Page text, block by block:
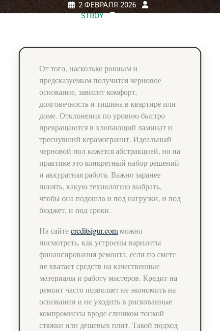
2 ФЕВРАЛЯ 2026
STROY
НЕТ
От того, насколько ровным и
предсказуемым получится черновое
основание, зависит комфорт,
долговечность и тишина в квартире или
доме. Отклонения по уровню быстро
превращаются в хлопающий ламинат и
треснувший керамогранит. Идеальный
черновой пол кажется абстракцией, но на
практике это конкретный набор решений
и аккуратная работа. Важно заранее
понять, какую технологию выбрать,
чтобы она подошла и под нагрузки, и под
бюджет, и под сроки.
На сайтеcreditsigur.comможно
посмотреть, как устроены варианты
финансирования ремонта, если по смете
не хватает средств на качественные
материалы и работу мастеров. Кредит на
ремонт часто позволяет не экономить на
основании и не уходить в рискованные
компромиссы вроде слишком тонкой
стяжки или дешевых плит. Такой подход